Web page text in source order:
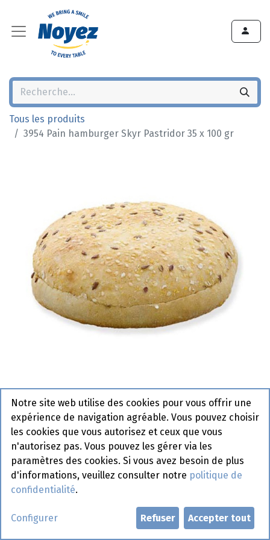
Tous les produits
3954 Pain hamburger Skyr Pastridor 35 x 100 gr
3954 Pain hamburger Skyr
Pastridor 35 x 100 gr
Demander un compte
Notre site web utilise des cookies pour vous offrir une
expérience de navigation agréable. Vous pouvez choisir
les cookies que vous autorisez et ceux que vous
n'autorisez pas. Vous pouvez les gérer via les
paramètres des cookies. Si vous avez besoin de plus
d'informations, veuillez consulter notre politique de
confidentialité.
Configurer Refuser Accepter tout